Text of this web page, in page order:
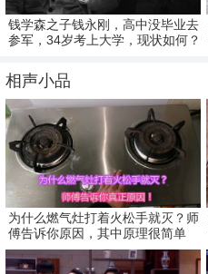
钱学森之子钱永刚，高中没毕业去
参军，34岁考上大学，现状如何？
相声小品
为什么燃气灶打着火松手就灭？师
傅告诉你原因，其中原理很简单